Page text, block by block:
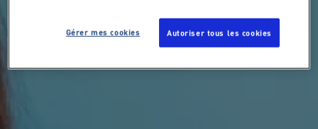
Gérer mes cookies Autoriser tous les cookies